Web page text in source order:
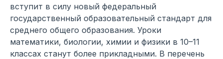
вступит в силу новый федеральный
государственный образовательный стандарт для
среднего общего образования. Уроки
математики, биологии, химии и физики в 10–11
классах станут более прикладными. В перечень